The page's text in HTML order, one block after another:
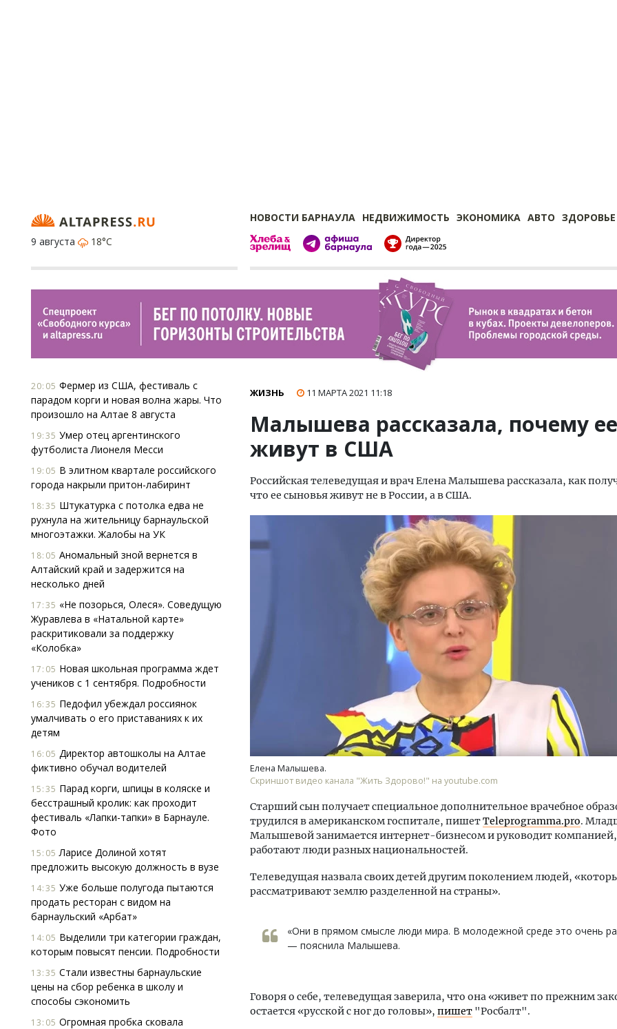
НОВОСТИ БАРНАУЛА НЕДВИЖИМОСТЬ ЭКОНОМИКА АВТО ЗДОРОВЬЕ
9 августа
18°C
20:05 Фермер из США, фестиваль с
парадом корги и новая волна жары. Что
произошло на Алтае 8 августа
19:35 Умер отец аргентинского
футболиста Лионеля Месси
19:05 В элитном квартале российского
города накрыли притон-лабиринт
18:35 Штукатурка с потолка едва не
рухнула на жительницу барнаульской
многоэтажки. Жалобы на УК
18:05 Аномальный зной вернется в
Алтайский край и задержится на
несколько дней
17:35 «Не позорься, Олеся». Соведущую
Журавлева в «Натальной карте»
раскритиковали за поддержку
«Колобка»
17:05 Новая школьная программа ждет
учеников с 1 сентября. Подробности
16:35 Педофил убеждал россиянок
умалчивать о его приставаниях к их
детям
16:05 Директор автошколы на Алтае
фиктивно обучал водителей
15:35 Парад корги, шпицы в коляске и
бесстрашный кролик: как проходит
фестиваль «Лапки-тапки» в Барнауле.
Фото
15:05 Ларисе Долиной хотят
предложить высокую должность в вузе
14:35 Уже больше полугода пытаются
продать ресторан с видом на
барнаульский «Арбат»
14:05 Выделили три категории граждан,
которым повысят пенсии. Подробности
13:35 Стали известны барнаульские
цены на сбор ребенка в школу и
способы сэкономить
13:05 Огромная пробка сковала
ЖИЗНЬ 11 МАРТА 2021 11:18
Малышева рассказала, почему
живут в США
Российская телеведущая и врач Елена Малышева рассказала, как
что ее сыновья живут не в России, а в США.
Елена Малышева.
Скриншот видео канала "Жить Здорово!" на youtube.com
Старший сын получает специальное дополнительное врачебное
трудился в американском госпитале, пишетTeleprogramma.pro.
Малышевой занимается интернет-бизнесом и руководит компанией,
работают люди разных национальностей.
Телеведущая назвала своих детей другим поколением людей,
рассматривают землю разделенной на страны».
«Они в прямом смысле люди мира. В молодежной среде это очень
— пояснила Малышева.
Говоря о себе, телеведущая заверила, что она «живет по прежним
остается «русской с ног до головы», пишет "Росбалт".
Смелость архитектурных идей.
Генеральный директор компании
трендах в фасадах и развитии рынка
Архитектурный код
земли. Мощение
стандартом